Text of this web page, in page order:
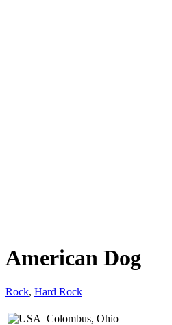
American Dog
Rock, Hard Rock
Colombus, Ohio